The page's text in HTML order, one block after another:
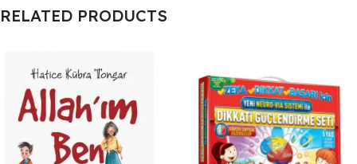
RELATED PRODUCTS